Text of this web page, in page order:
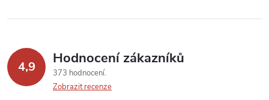
4,9 Hodnocení zákazníků
373 hodnocení
Zobrazit recenze